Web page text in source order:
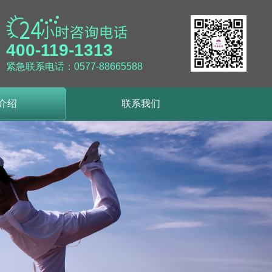
400-119-1313
紧急联系电话：0577-88665588
绍 联系我们